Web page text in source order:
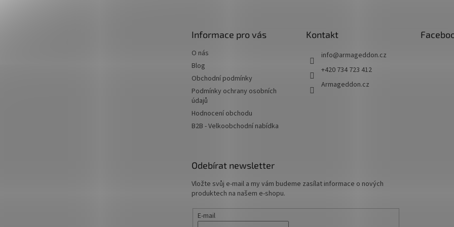
Informace pro vás
O nás
Blog
Obchodní podmínky
Podmínky ochrany osobních
údajů
Hodnocení obchodu
B2B - Velkoobchodní nabídka
Kontakt
info@armageddon.cz
+420 734 723 412
Armageddon.cz
Odebírat newsletter
Vložte svůj e-mail a my vám budeme zasílat informace o nových
produktech na našem e-shopu.
E-mail